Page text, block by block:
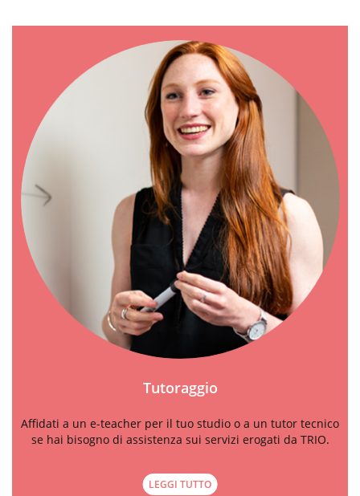
Tutoraggio
Affidati a un e-teacher per il tuo studio o a un tutor tecnico
se hai bisogno di assistenza sui servizi erogati da TRIO.
LEGGI TUTTO